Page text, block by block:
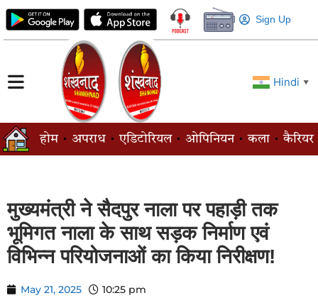
Sign Up
Hindi ▼
होम अपराध एडिटोरियल ओपिनियन कला कैरियर
मुख्यमंत्री ने सैदपुर नाला पर पहाड़ी तक
भूमिगत नाला के साथ सड़क निर्माण एवं
विभिन्न परियोजनाओं का किया निरीक्षण!
May 21, 2025 10:25 pm